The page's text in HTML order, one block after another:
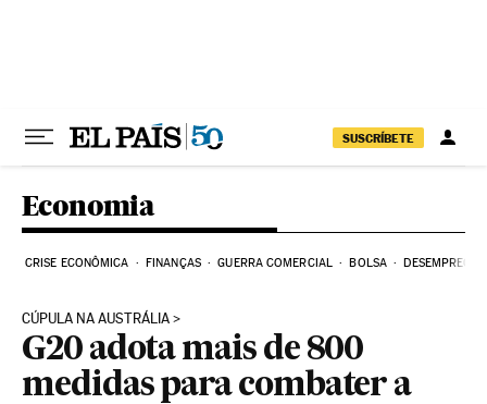
SUSCRÍBETE
Economia
CRISE ECONÔMICA FINANÇAS GUERRA COMERCIAL BOLSA DESEMPREGO
CÚPULA NA AUSTRÁLIA
G20 adota mais de 800
medidas para combater a